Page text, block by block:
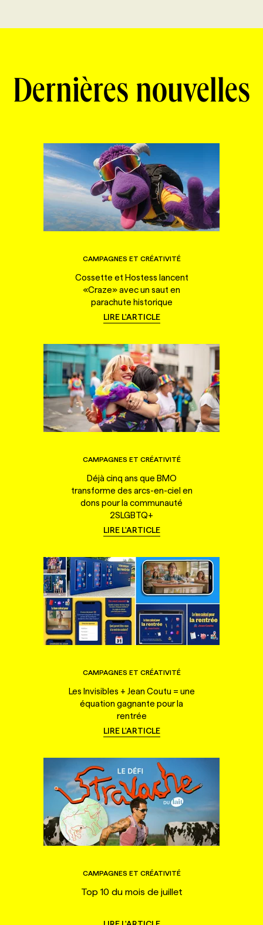
Dernières nouvelles
CAMPAGNES ET CRÉATIVITÉ
Cossette et Hostess lancent
«Craze» avec un saut en
parachute historique
LIRE L'ARTICLE
CAMPAGNES ET CRÉATIVITÉ
Déjà cinq ans que BMO
transforme des arcs-en-ciel en
dons pour la communauté
2SLGBTQ+
LIRE L'ARTICLE
CAMPAGNES ET CRÉATIVITÉ
Les Invisibles + Jean Coutu = une
équation gagnante pour la
rentrée
LIRE L'ARTICLE
CAMPAGNES ET CRÉATIVITÉ
Top 10 du mois de juillet